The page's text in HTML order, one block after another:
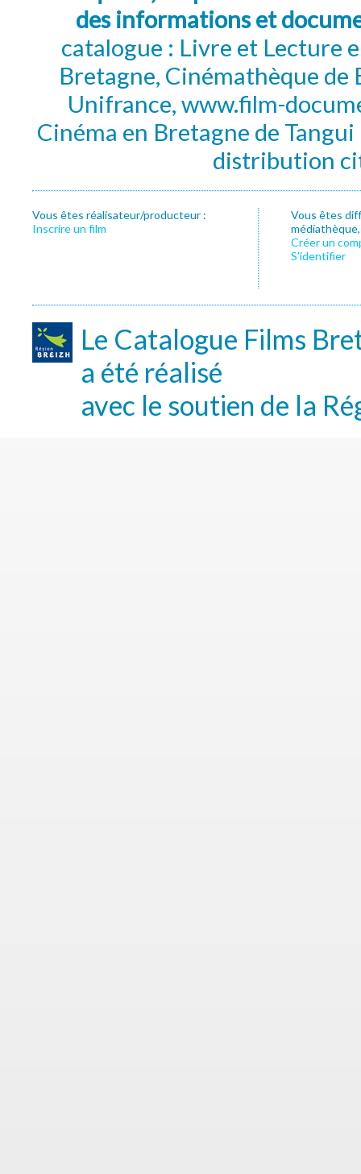
des informations et
catalogue : Livre et Lecture
Bretagne, Cinémathèque de
Unifrance, www.film-
Cinéma en Bretagne de
distribution
Vous êtes réalisateur/producteur :
Inscrire un film
Vous êtes
Créer un
S’identifier
Le Catalogue Films
a été réalisé
avec le soutien de la